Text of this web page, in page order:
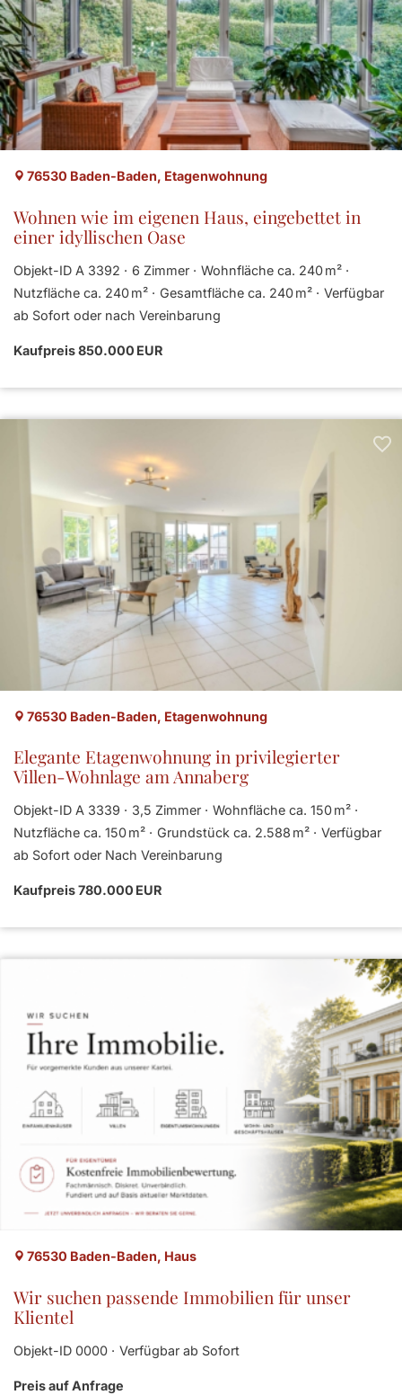
76530 Baden-Baden, Etagenwohnung
Wohnen wie im eigenen Haus, eingebettet in
einer idyllischen Oase
Objekt-ID A 3392 6 Zimmer
Wohnfläche ca. 240 m²
Nutzfläche ca. 240 m²
Gesamtfläche ca. 240 m²
Verfügbar
ab Sofort oder nach Vereinbarung
Kaufpreis 850.000 EUR
76530 Baden-Baden, Etagenwohnung
Elegante Etagenwohnung in privilegierter
Villen-Wohnlage am Annaberg
Objekt-ID A 3339 3,5 Zimmer
Wohnfläche ca. 150 m²
Nutzfläche ca. 150 m²
Grund­stück ca. 2.588 m²
Verfügbar
ab Sofort oder Nach Vereinbarung
Kaufpreis 780.000 EUR
76530 Baden-Baden, Haus
Wir suchen passende Immobilien für unser
Klientel
Objekt-ID 0000 Verfügbar ab Sofort
Preis auf Anfrage